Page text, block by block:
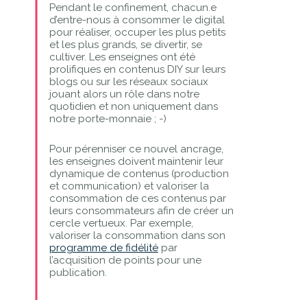
Pendant le confinement, chacun.e
d’entre-nous à consommer le digital
pour réaliser, occuper les plus petits
et les plus grands, se divertir, se
cultiver. Les enseignes ont été
prolifiques en contenus DIY sur leurs
blogs ou sur les réseaux sociaux
jouant alors un rôle dans notre
quotidien et non uniquement dans
notre porte-monnaie ; -)
Pour pérenniser ce nouvel ancrage,
les enseignes doivent maintenir leur
dynamique de contenus (production
et communication) et valoriser la
consommation de ces contenus par
leurs consommateurs afin de créer un
cercle vertueux. Par exemple,
valoriser la consommation dans son
programme de fidélitépar
l’acquisition de points pour une
publication.